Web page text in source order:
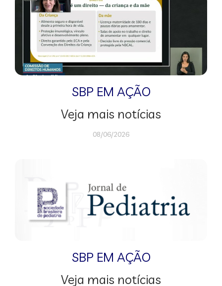
SBP EM AÇÃO
Veja mais notícias
08/06/2026
SBP EM AÇÃO
Veja mais notícias